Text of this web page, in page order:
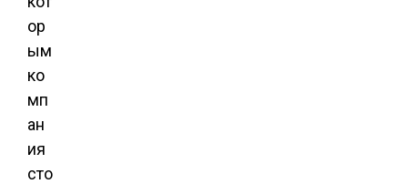
ор
ым
ко
мп
ан
ия
сто